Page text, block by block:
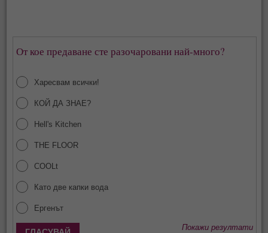
От кое предаване сте разочаровани най-много?
Харесвам всички!
КОЙ ДА ЗНАЕ?
Hell's Kitchen
THE FLOOR
COOLt
Като две капки вода
Ергенът
Покажи резултати